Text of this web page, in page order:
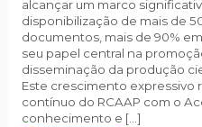
alcançar um marco
disponibilização de mais de
documentos, mais de 90%
seu papel central na
disseminação da produção
Este crescimento expressivo
contínuo do RCAAP com o
conhecimento e […]